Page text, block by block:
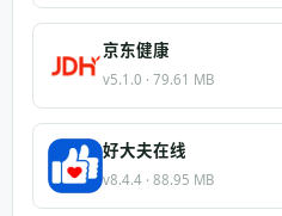
京东健康
v5.1.0 · 79.61 MB
好大夫在线
v8.4.4 · 88.95 MB